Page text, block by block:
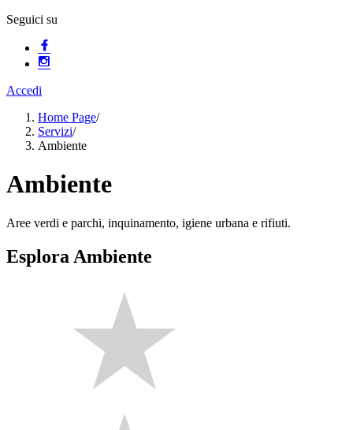
Seguici su
Accedi
Home Page/
Servizi/
Ambiente
Ambiente
Aree verdi e parchi, inquinamento, igiene urbana e rifiuti.
Esplora Ambiente